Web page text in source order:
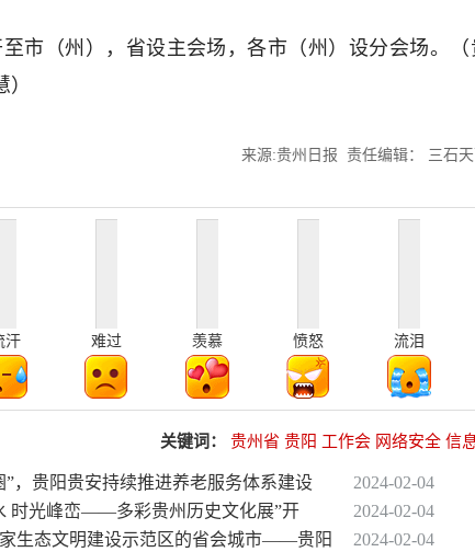
市（州），省设主会场，各市（州）设分会场。（
来源:贵州日报 责任编辑： 三石
汗 难过 羡慕 愤怒 流泪
关键词： 贵州省 贵阳 工作会 网络安全 信
”，贵阳贵安持续推进养老服务体系建设
2024-02-04
时光峰峦——多彩贵州历史文化展”开
2024-02-04
家生态文明建设示范区的省会城市——贵阳
2024-02-04